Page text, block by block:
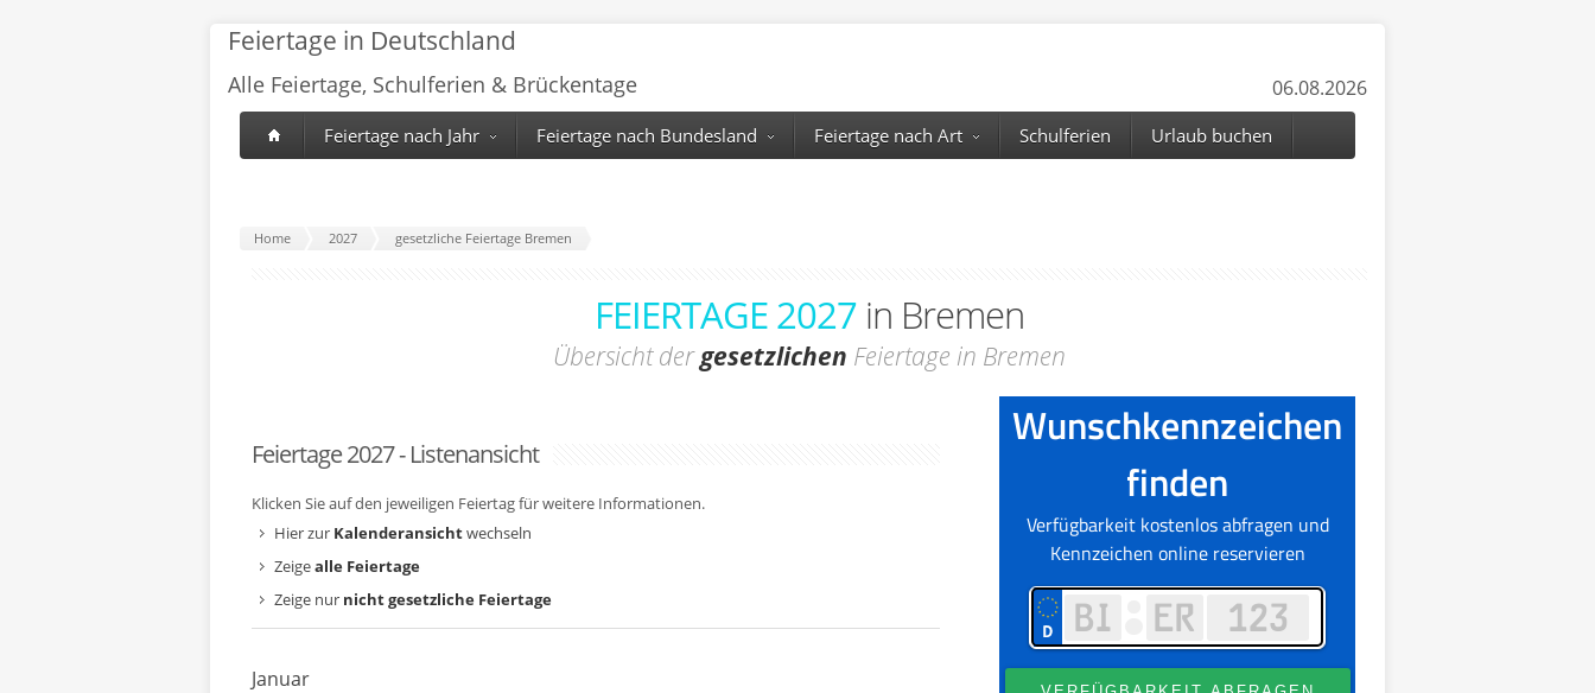
Feiertage in Deutschland
Alle Feiertage, Schulferien & Brückentage 06.08.2026
Feiertage nach Jahr Feiertage nach Bundesland Feiertage nach Art Schulferien Urlaub buchen
Home 2027 gesetzliche Feiertage Bremen
FEIERTAGE 2027 in Bremen
Übersicht dergesetzlichen Feiertage in Bremen
Feiertage 2027 - Listenansicht
Klicken Sie auf den jeweiligen Feiertag für weitere Informationen.
Hier zur Kalenderansichtwechseln
Zeigealle Feiertage
Zeige nur nicht gesetzliche Feiertage
Januar